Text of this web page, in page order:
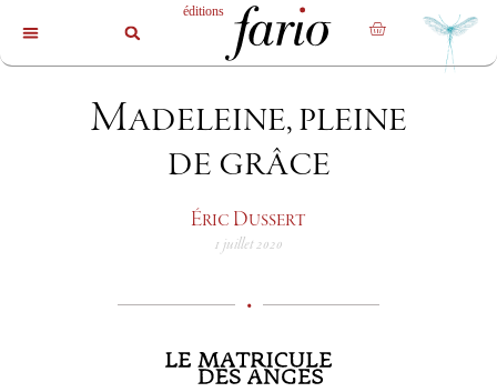
Madeleine, pleine
de grâce
Éric Dussert
1 juillet 2020
•